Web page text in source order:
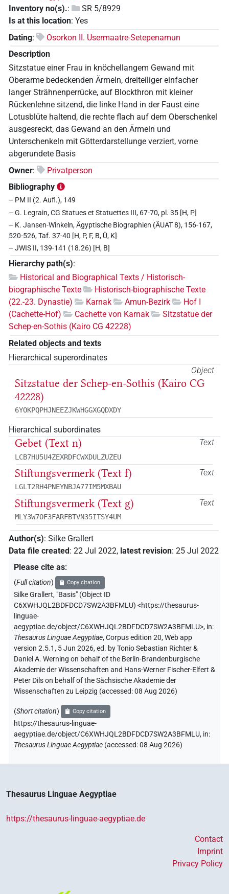
Inventory no(s).:
SR 5/8929
Is at this location: Yes
Dating:
Osorkon II. Usermaatre-Setepenamun
Description
Sitzstatue einer Frau in knöchellangem Gewand mit
Oberarme bedeckenden Ärmeln, dreiteiliger einfacher
langer Strähnenperrücke, auf Blockthron mit kleiner
Rückenlehne sitzend, die linke Hand in der Faust eine
Lotusblüte haltend, die rechte flach auf dem Oberschenkel
ausgesreckt, das Gewand an den Ärmeln und
Unterschenkeln mit Götterdarstellunge verziert, vorne
abgerundete Basis
Owner:
Privatperson
Bibliography
– PM II (2. Aufl.), 149
– G. Legrain, CG Statues et Statuettes III, 67-70, pl. 35 [H, P]
– K. Jansen-Winkeln, Ägyptische Biographien (ÄUAT 8), 156-167,
520-526, Taf. 37-40 [H, P, F, B, Ü, K]
– JWIS II, 139-141 (18.26) [H, B]
Hierarchy path(s):
Historical and Biographical Texts / Historisch-
biographische Texte
Historisch-biographische Texte
(22.-23. Dynastie)
Karnak Amun-Bezirk
Hof I
(Cachette-Hof)
Cachette von Karnak
Sitzstatue der
Schep-en-Sothis (Kairo CG 42228)
Related objects and texts
Hierarchical superordinates
Object
Sitzstatue der Schep-en-Sothis (Kairo CG
42228)
6YOKPQPHJNEEZJKWHGGXGQDXDY
Hierarchical subordinates
Text
Gebet (Text n)
LCB7HU5U4ZEXRDFCWXDULZUZEU
Text
Stiftungsvermerk (Text f)
LGLT2RH4PNEYNBJA77IM5MXBAU
Text
Stiftungsvermerk (Text g)
MLY3W7OF3FARFBTVN35ITSY4UM
Author(s): Silke Grallert
Data file created : 22 Jul 2022, latest revision: 25 Jul 2022
Please cite as:
(Full citation) Copy citation
Silke Grallert, "Basis" (Object ID
C6XWHJQL2BDFDCD7SW2A3BFMLU) <https://thesaurus-
linguae-
aegyptiae.de/object/C6XWHJQL2BDFDCD7SW2A3BFMLU>, in:
Thesaurus Linguae Aegyptiae,Corpus edition 20, Web app
version 2.5.1, 5 Jun 2026, ed. by Tonio Sebastian Richter &
Daniel A. Werning on behalf of the Berlin-Brandenburgische
Akademie der Wissenschaften and Hans-Werner Fischer-Elfert &
Peter Dils on behalf of the Sächsische Akademie der
Wissenschaften zu Leipzig (accessed:08 Aug 2026)
(Short citation) Copy citation
https://thesaurus-linguae-
aegyptiae.de/object/C6XWHJQL2BDFDCD7SW2A3BFMLU, in:
Thesaurus Linguae Aegyptiae (accessed:08 Aug 2026)
Thesaurus Linguae Aegyptiae
https://thesaurus-linguae-aegyptiae.de
Contact
Imprint
Privacy Policy